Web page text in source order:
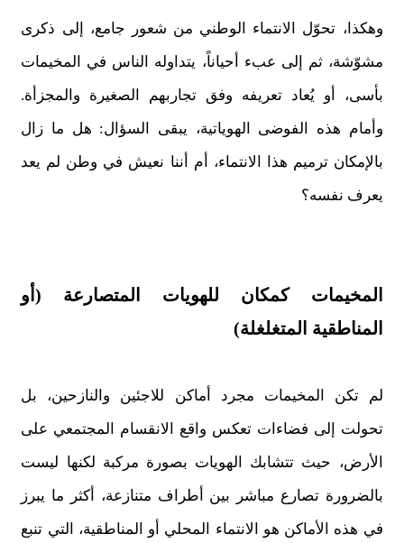
وهكذا، تحوّل الانتماء الوطني من شعور جامع، إلى ذكرى
مشوّشة، ثم إلى عبء أحياناً، يتداوله الناس في المخيمات
بأسى، أو يُعاد تعريفه وفق تجاربهم الصغيرة والمجزأة.
وأمام هذه الفوضى الهوياتية، يبقى السؤال: هل ما زال
بالإمكان ترميم هذا الانتماء، أم أننا نعيش في وطن لم يعد
يعرف نفسه؟
المخيمات كمكان للهويات المتصارعة (أو
المناطقية المتغلغلة)
لم تكن المخيمات مجرد أماكن للاجئين والنازحين، بل
تحولت إلى فضاءات تعكس واقع الانقسام المجتمعي على
الأرض، حيث تتشابك الهويات بصورة مركبة لكنها ليست
بالضرورة تصارع مباشر بين أطراف متنازعة، أكثر ما يبرز
في هذه الأماكن هو الانتماء المحلي أو المناطقية، التي تنبع